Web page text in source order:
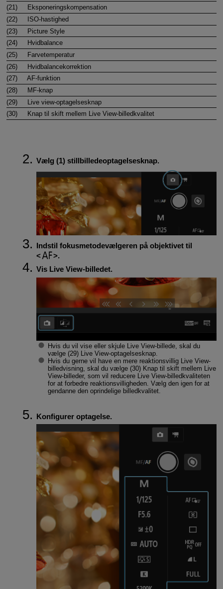
(21)
Eksponeringskompensation
(22)
ISO-hastighed
(23)
Picture Style
(24)
Hvidbalance
(25)
Farvetemperatur
(26)
Hvidbalancekorrektion
(27)
AF-funktion
(28)
MF-knap
(29)
Live view-optagelsesknap
(30)
Knap til skift mellem Live View-billedkvalitet
Vælg (1) stillbilledeoptagelsesknap.
Indstil fokusmetodevælgeren på objektivet til
.
Vis Live View-billedet.
Hvis du vil vise eller skjule Live View-billede, skal du
vælge (29) Live View-optagelsesknap.
Hvis du gerne vil have en mere reaktionsvillig Live View-
billedvisning, skal du vælge (30) Knap til skift mellem Live
View-billeder, som vil reducere Live View-billedkvaliteten
for at forbedre reaktionsvilligheden. Vælg den igen for at
gendanne den oprindelige billedkvalitet.
Konfigurer optagelse.